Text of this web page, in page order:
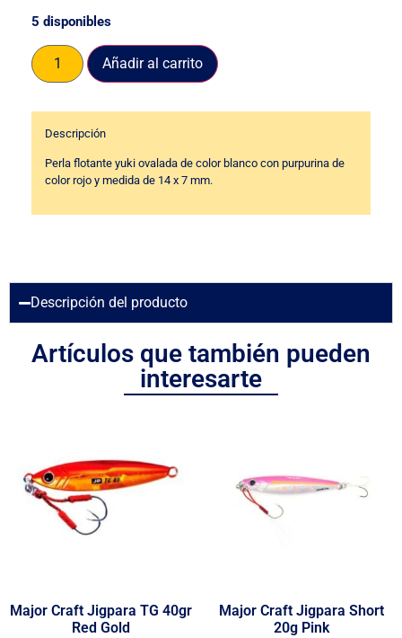
5 disponibles
Añadir al carrito
Descripción
Perla flotante yuki ovalada de color blanco con purpurina de
color rojo y medida de 14 x 7 mm.
Descripción del producto
Artículos que también pueden
interesarte
Major Craft Jigpara TG 40gr
Red Gold
Major Craft Jigpara Short
20g Pink